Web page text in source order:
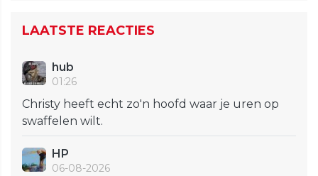
LAATSTE REACTIES
hub
01:26
Christy heeft echt zo'n hoofd waar je uren op
swaffelen wilt.
HP
06-08-2026